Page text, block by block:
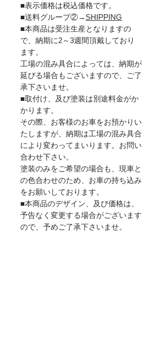
■表示価格は税込価格です。
■送料グループ②→ SHIPPING
■本商品は受注生産となりますの
で、納期に2～3週間頂戴しており
ます。
工場の混み具合によっては、納期が
延びる場合もございますので、ご了
承下さいませ。
■取付け、及び塗装は別途料金がか
かります。
その際、お客様のお車をお預かりい
たしますが、納期は工場の混み具合
により変わってまいります。お問い
合わせ下さい。
塗装のみをご希望の場合も、現車と
の色合わせのため、お車の持ち込み
をお願いしております。
■本商品のデザイン、及び価格は、
予告なく変更する場合がございます
ので、予めご了承下さいませ。